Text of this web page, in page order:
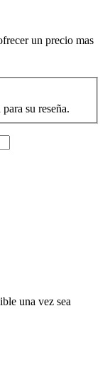
un precio mas
su reseña.
una vez sea